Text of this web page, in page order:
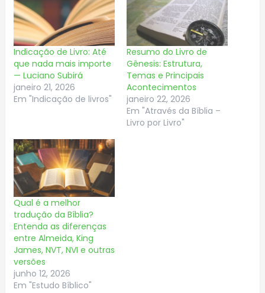
Indicação de Livro: Até
que nada mais importe
— Luciano Subirá
janeiro 21, 2026
Em "Indicação de livros"
Resumo do Livro de
Gênesis: Estrutura,
Temas e Principais
Acontecimentos
janeiro 22, 2026
Em "Através da Bíblia –
Livro por Livro"
Qual é a melhor
tradução da Bíblia?
Entenda as diferenças
entre Almeida, King
James, NVT, NVI e outras
versões
junho 12, 2026
Em "Estudo Bíblico"